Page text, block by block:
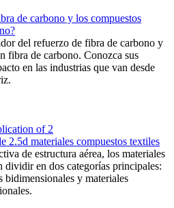
de carbono y los compuestos
del refuerzo de fibra de carbono y
fibra de carbono. Conozca sus
en las industrias que van desde
2.5d materiales compuestos textiles
de estructura aérea, los materiales
dividir en dos categorías principales:
bidimensionales y materiales